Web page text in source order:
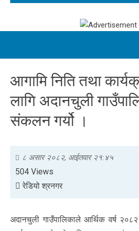
आगामि निति तथा
लागि अदानचुली
संकलन गर्यो ।
८ असार २०८२, आईतवार २१:४५
504 Views
रेडियो श्रनगर
अदानचुली गाउँपालिकाले आर्थिक वर्ष